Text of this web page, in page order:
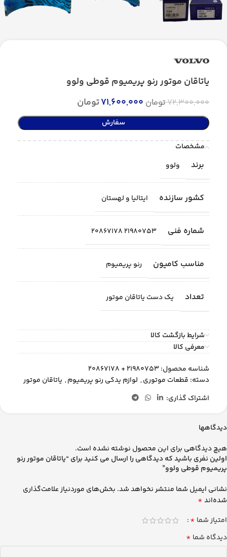
یاتاقان موتور رنو پریمیوم قوطی ولوو
72,300,000تومان 71,600,000تومان
سفارش
مشخصات
برند ولوو
کشور سازنده ایتالیا و لهستان
شماره فنی 21980753 20867178
مناسب کامیون رنو پریمیوم
تعداد یک دست یاتاقان موتور
شرایط بازگشت کالا
معرفی کالا
شناسه محصول: 21980753 + 20867178
دسته: قطعات موتوری, لوازم یدکی رنو پریمیوم, یاتاقان موتور
اشتراک گذاری:
دیدگاهها
هیچ دیدگاهی برای این محصول نوشته نشده است.
اولین نفری باشید که دیدگاهی را ارسال می کنید برای “یاتاقان موتور رنو
پریمیوم قوطی ولوو”
نشانی ایمیل شما منتشر نخواهد شد. بخش‌های موردنیاز علامت‌گذاری
شده‌اند*
امتیاز شما *
دیدگاه شما *